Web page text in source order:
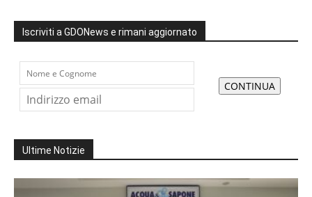
Iscriviti a GDONews e rimani aggiornato
Ultime Notizie